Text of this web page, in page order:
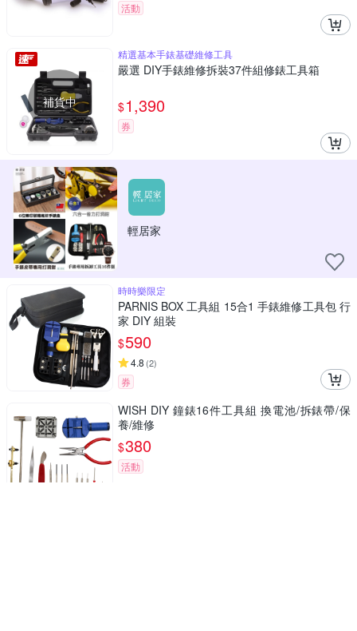
活動
補貨中
精選基本手錶基礎維修工具
嚴選 DIY手錶維修拆裝37件組修錶工具箱
$1,390
券
輕居家
時時樂限定
PARNIS BOX 工具組 15合1 手錶維修工具包 行
家 DIY 組裝
$590
4.8 (2)
券
WISH DIY 鐘錶16件工具組 換電池/拆錶帶/保
養/維修
$380
活動